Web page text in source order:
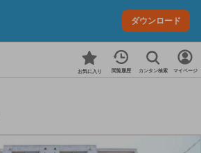
ダウンロード
お気に入り 閲覧履歴 カンタン検索 マイページ